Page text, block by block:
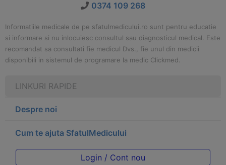
0374 109 268
Informatiile medicale de pe sfatulmedicului.ro sunt pentru educatie
si informare si nu inlocuiesc consultul sau diagnosticul medical. Este
recomandat sa consultati fie medicul Dvs., fie unul din medicii
disponibili in sistemul de programare la medic Clickmed.
LINKURI RAPIDE
Despre noi
Cum te ajuta SfatulMedicului
Login / Cont nou